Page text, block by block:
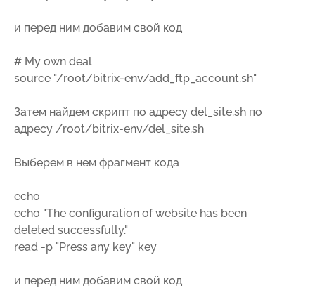
и перед ним добавим свой код
# My own deal
source "/root/bitrix-env/add_ftp_account.sh"
Затем найдем скрипт по адресу del_site.sh по
адресу /root/bitrix-env/del_site.sh
Выберем в нем фрагмент кода
echo
echo "The configuration of website has been
deleted successfully."
read -p "Press any key" key
и перед ним добавим свой код